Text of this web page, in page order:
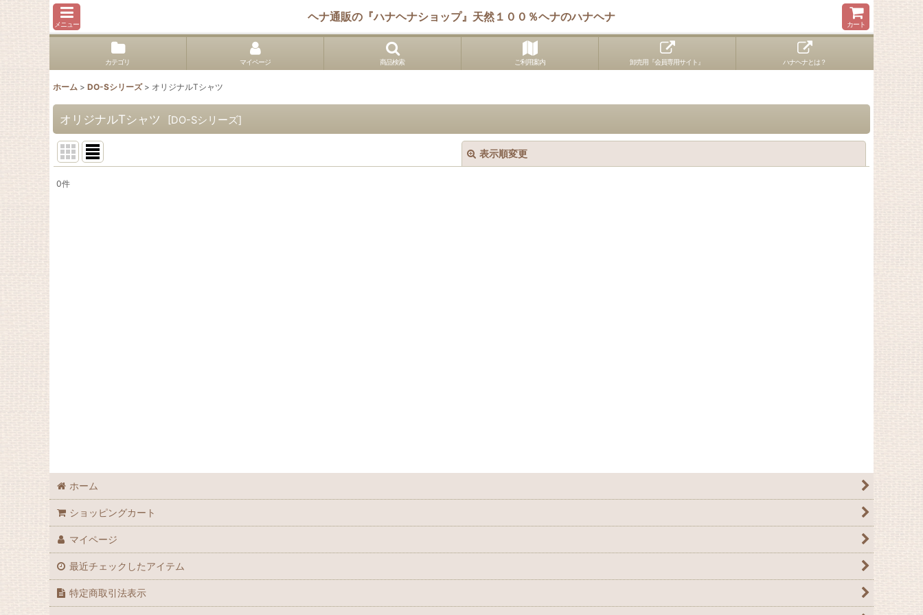
メニュー
ヘナ通販の『ハナヘナショップ』天然１００％ヘナのハナヘナ
カート
カテゴリ マイページ 商品検索 ご利用案内 卸売用『会員専用サイト』 ハナヘナとは？
ホーム > DO-Sシリーズ > オリジナルTシャツ
オリジナルTシャツ [DO-Sシリーズ]
表示順変更
0件
ホーム
ショッピングカート
マイページ
最近チェックしたアイテム
特定商取引法表示